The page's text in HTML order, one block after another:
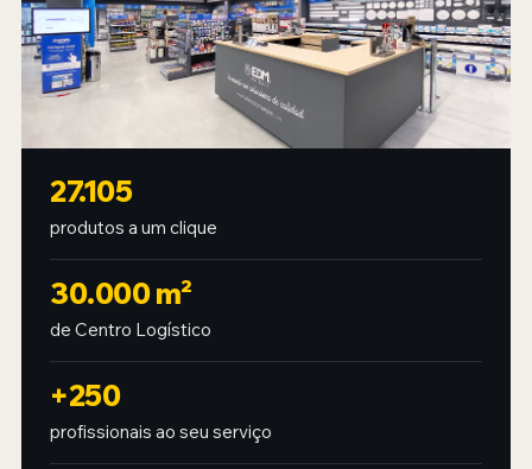
27.105
produtos a um clique
30.000 m²
de Centro Logístico
+250
profissionais ao seu serviço